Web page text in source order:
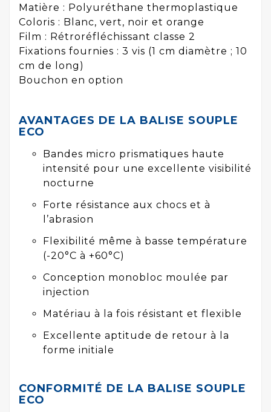
Matière : Polyuréthane thermoplastique
Coloris : Blanc, vert, noir et orange
Film : Rétroréfléchissant classe 2
Fixations fournies : 3 vis (1 cm diamètre ; 10
cm de long)
Bouchon en option
AVANTAGES DE LA BALISE SOUPLE
ECO
Bandes micro prismatiques haute
intensité pour une excellente visibilité
nocturne
Forte résistance aux chocs et à
l’abrasion
Flexibilité même à basse température
(-20°C à +60°C)
Conception monobloc moulée par
injection
Matériau à la fois résistant et flexible
Excellente aptitude de retour à la
forme initiale
CONFORMITÉ DE LA BALISE SOUPLE
ECO